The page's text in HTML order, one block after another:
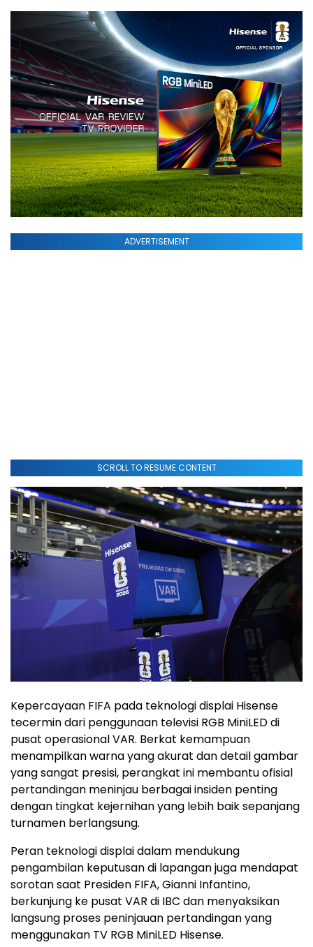
ADVERTISEMENT
SCROLL TO RESUME CONTENT
Kepercayaan FIFA pada teknologi displai Hisense
tecermin dari penggunaan televisi RGB MiniLED di
pusat operasional VAR. Berkat kemampuan
menampilkan warna yang akurat dan detail gambar
yang sangat presisi, perangkat ini membantu ofisial
pertandingan meninjau berbagai insiden penting
dengan tingkat kejernihan yang lebih baik sepanjang
turnamen berlangsung.
Peran teknologi displai dalam mendukung
pengambilan keputusan di lapangan juga mendapat
sorotan saat Presiden FIFA, Gianni Infantino,
berkunjung ke pusat VAR di IBC dan menyaksikan
langsung proses peninjauan pertandingan yang
menggunakan TV RGB MiniLED Hisense.